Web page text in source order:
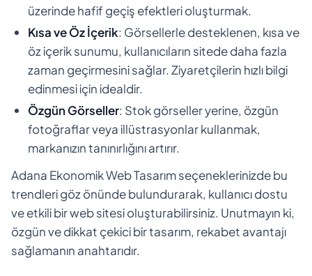
üzerinde hafif geçiş efektleri oluşturmak.
Kısa ve Öz İçerik: Görsellerle desteklenen, kısa ve
öz içerik sunumu, kullanıcıların sitede daha fazla
zaman geçirmesini sağlar. Ziyaretçilerin hızlı bilgi
edinmesi için idealdir.
Özgün Görseller: Stok görseller yerine, özgün
fotoğraflar veya illüstrasyonlar kullanmak,
markanızın tanınırlığını artırır.
Adana Ekonomik Web Tasarım seçeneklerinizde bu
trendleri göz önünde bulundurarak, kullanıcı dostu
ve etkili bir web sitesi oluşturabilirsiniz. Unutmayın ki,
özgün ve dikkat çekici bir tasarım, rekabet avantajı
sağlamanın anahtarıdır.